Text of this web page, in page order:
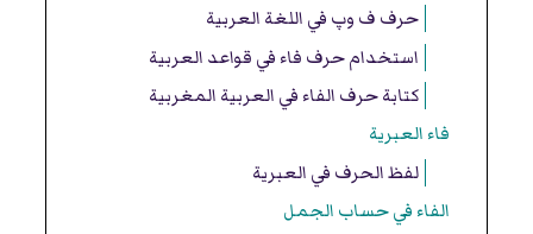
حرف ف وپ في اللغة العربية
استخدام حرف فاء في قواعد العربية
كتابة حرف الفاء في العربية المغربية
فاء العبرية
لفظ الحرف في العبرية
الفاء في حساب الجمل